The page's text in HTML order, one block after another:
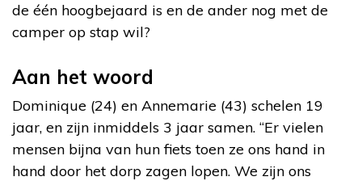
de één hoogbejaard is en de ander nog met de
camper op stap wil?
Aan het woord
Dominique (24) en Annemarie (43) schelen 19
jaar, en zijn inmiddels 3 jaar samen. “Er vielen
mensen bijna van hun fiets toen ze ons hand in
hand door het dorp zagen lopen. We zijn ons